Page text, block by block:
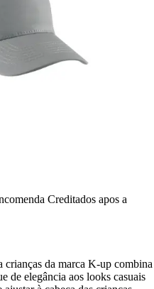
Creditados apos a
crianças da marca K-up combina
de elegância aos looks casuais